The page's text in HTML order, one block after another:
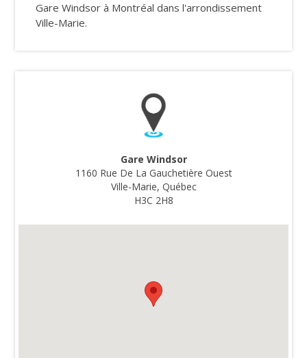
Gare Windsor à Montréal dans l'arrondissement
Ville-Marie.
Gare Windsor
1160 Rue De La Gauchetière Ouest
Ville-Marie, Québec
H3C 2H8